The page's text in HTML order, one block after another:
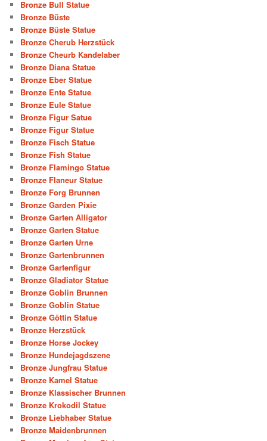
Bronze Bull Statue
Bronze Büste
Bronze Büste Statue
Bronze Cherub Herzstück
Bronze Cheurb Kandelaber
Bronze Diana Statue
Bronze Eber Statue
Bronze Ente Statue
Bronze Eule Statue
Bronze Figur Satue
Bronze Figur Statue
Bronze Fisch Statue
Bronze Fish Statue
Bronze Flamingo Statue
Bronze Flaneur Statue
Bronze Forg Brunnen
Bronze Garden Pixie
Bronze Garten Alligator
Bronze Garten Statue
Bronze Garten Urne
Bronze Gartenbrunnen
Bronze Gartenfigur
Bronze Gladiator Statue
Bronze Goblin Brunnen
Bronze Goblin Statue
Bronze Göttin Statue
Bronze Herzstück
Bronze Horse Jockey
Bronze Hundejagdszene
Bronze Jungfrau Statue
Bronze Kamel Statue
Bronze Klassischer Brunnen
Bronze Krokodil Statue
Bronze Liebhaber Statue
Bronze Maidenbrunnen